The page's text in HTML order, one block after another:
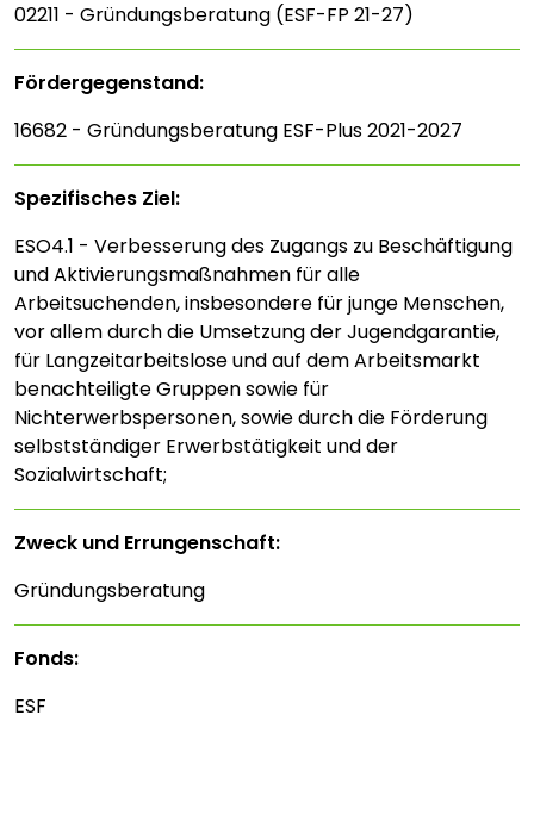
02211 - Gründungsberatung (ESF-FP 21-27)
Fördergegenstand:
16682 - Gründungsberatung ESF-Plus 2021-2027
Spezifisches Ziel:
ESO4.1 - Verbesserung des Zugangs zu Beschäftigung
und Aktivierungsmaßnahmen für alle
Arbeitsuchenden, insbesondere für junge Menschen,
vor allem durch die Umsetzung der Jugendgarantie,
für Langzeitarbeitslose und auf dem Arbeitsmarkt
benachteiligte Gruppen sowie für
Nichterwerbspersonen, sowie durch die Förderung
selbstständiger Erwerbstätigkeit und der
Sozialwirtschaft;
Zweck und Errungenschaft:
Gründungsberatung
Fonds:
ESF